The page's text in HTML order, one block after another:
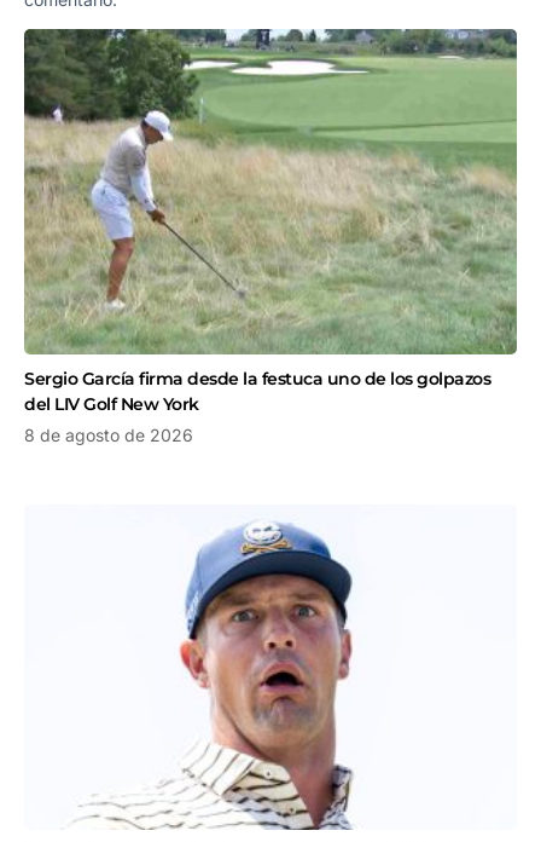
Sergio García firma desde la festuca uno de los golpazos
del LIV Golf New York
8 de agosto de 2026